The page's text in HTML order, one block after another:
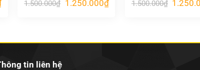
Giá
hiện
1.500.000₫ Giá
1.250.000₫Giá
hiện
1.500.000₫ Giá
tin liên hệ